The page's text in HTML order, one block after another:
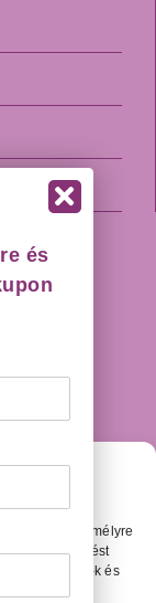
személyre
hirdetést
a cookie-k és
és